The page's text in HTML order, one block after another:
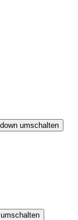
umschalten